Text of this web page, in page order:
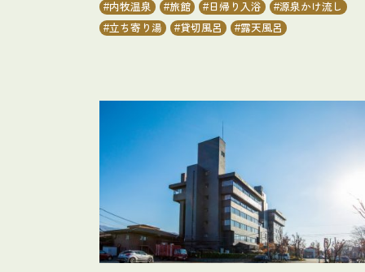
内牧温泉
旅館 日帰り入浴
源泉かけ流し
立ち寄り湯
貸切風呂 露天風呂